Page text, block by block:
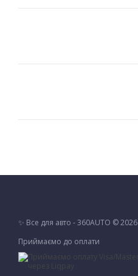
✨ Все для авто - 360AUTO © 2026
Приймаємо до оплати